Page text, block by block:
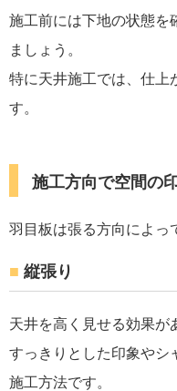
施工前には下地の状態を
ましょう。
特に天井施工では、仕上
す。
施工方向で空間の
羽目板は張る方向によっ
縦張り
天井を高く見せる効果が
すっきりとした印象やシ
施工方法です。